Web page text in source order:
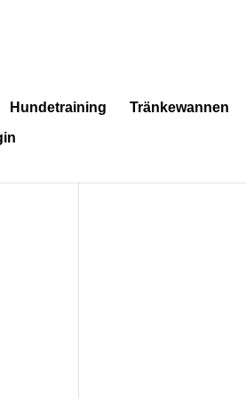
Hundetraining Tränkewannen